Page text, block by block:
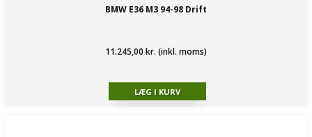
BMW E36 M3 94-98 Drift
11.245,00 kr. (inkl. moms)